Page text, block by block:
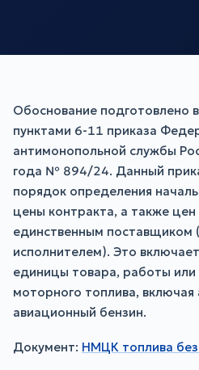
Обоснование подготовлено
пунктами 6-11 приказа
антимонопольной службы
года № 894/24. Данный
порядок определения
цены контракта, а также цен
единственным поставщиком
исполнителем). Это
единицы товара, работы или
моторного топлива,
авиационный бензин.
Документ: НМЦК топлива